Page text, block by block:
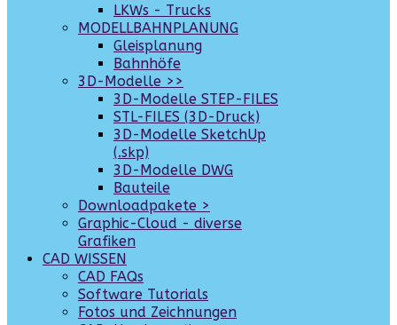
LKWs - Trucks
MODELLBAHNPLANUNG
Gleisplanung
Bahnhöfe
3D-Modelle >>
3D-Modelle STEP-FILES
STL-FILES (3D-Druck)
3D-Modelle SketchUp
(.skp)
3D-Modelle DWG
Bauteile
Downloadpakete >
Graphic-Cloud - diverse
Grafiken
CAD WISSEN
CAD FAQs
Software Tutorials
Fotos und Zeichnungen